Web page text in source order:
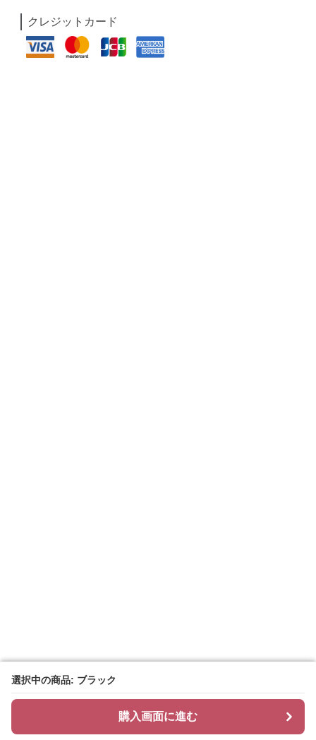
選択中の商品: ブラック
購入画面に進む
選択中の商品: ブラック
購入画面に進む
クレジットカード